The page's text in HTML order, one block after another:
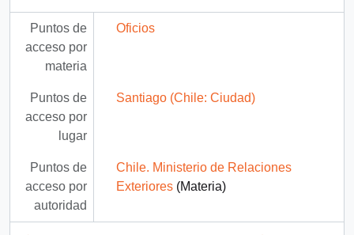
Puntos de
acceso por
materia
Oficios
Puntos de
acceso por
lugar
Santiago (Chile: Ciudad)
Puntos de
acceso por
autoridad
Chile. Ministerio de Relaciones
Exteriores(Materia)